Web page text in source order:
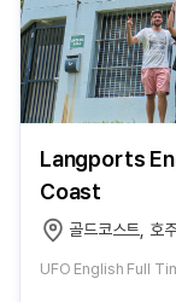
Langports
Coast
골드코스트, 호
UFO English Full